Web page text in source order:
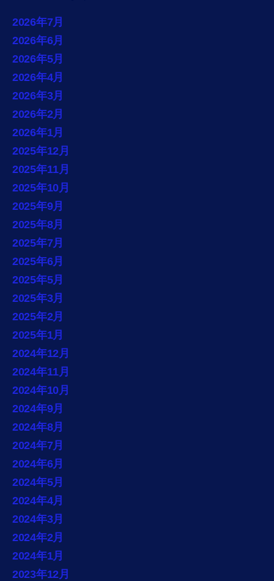
2026年7月
2026年6月
2026年5月
2026年4月
2026年3月
2026年2月
2026年1月
2025年12月
2025年11月
2025年10月
2025年9月
2025年8月
2025年7月
2025年6月
2025年5月
2025年3月
2025年2月
2025年1月
2024年12月
2024年11月
2024年10月
2024年9月
2024年8月
2024年7月
2024年6月
2024年5月
2024年4月
2024年3月
2024年2月
2024年1月
2023年12月